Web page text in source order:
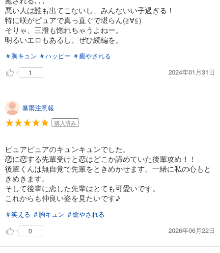
悪い人は誰も出てこないし、みんないい子過ぎる！
特に咲がピュアで真っ直ぐで堪らん(≧∀≦)
そりゃ、三澄も惚れちゃうよねー。
明るいエロもあるし、ぜひ続編を。
＃胸キュン ＃ハッピー ＃癒やされる
1
2024年01月31日
暴雨注意報
購入済み
ピュアピュアのキュンキュンでした。
恋に恋する先輩受けと恋はどこか諦めていた後輩攻め！！
後輩くんは無自覚で先輩をときめかせます。一緒に私の心もと
きめきます。
そして後輩に恋した先輩はとても可愛いです。
これからも仲良い姿を見たいです♪
＃笑える ＃胸キュン ＃癒やされる
0
2026年06月22日